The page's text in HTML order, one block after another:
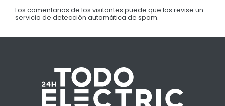
Los comentarios de los visitantes puede que los revise un
servicio de detección automática de spam.